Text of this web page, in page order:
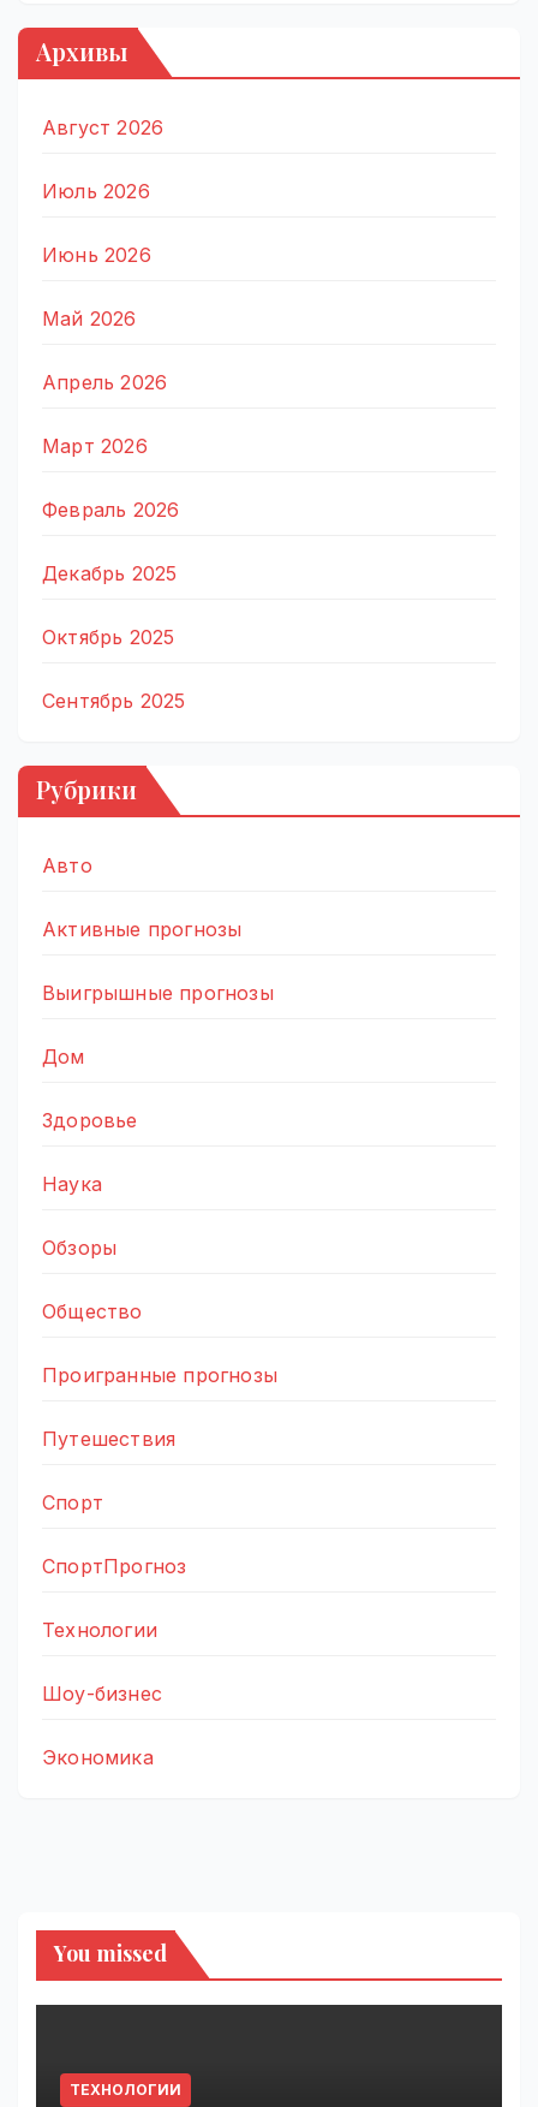
Архивы
Август 2026
Июль 2026
Июнь 2026
Май 2026
Апрель 2026
Март 2026
Февраль 2026
Декабрь 2025
Октябрь 2025
Сентябрь 2025
Рубрики
Авто
Активные прогнозы
Выигрышные прогнозы
Дом
Здоровье
Наука
Обзоры
Общество
Проигранные прогнозы
Путешествия
Спорт
СпортПрогноз
Технологии
Шоу-бизнес
Экономика
You missed
ТЕХНОЛОГИИ